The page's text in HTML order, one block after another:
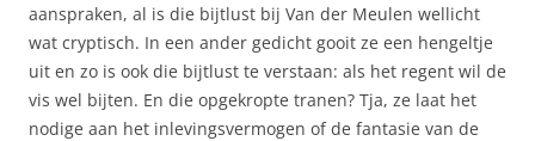
aanspraken, al is die bijtlust bij Van der Meulen wellicht
wat cryptisch. In een ander gedicht gooit ze een hengeltje
uit en zo is ook die bijtlust te verstaan: als het regent wil de
vis wel bijten. En die opgekropte tranen? Tja, ze laat het
nodige aan het inlevingsvermogen of de fantasie van de